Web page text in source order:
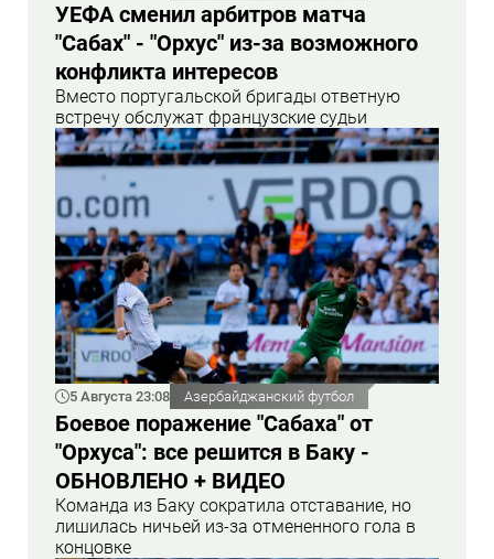
УЕФА сменил арбитров матча
"Сабах" - "Орхус" из-за возможного
конфликта интересов
Вместо португальской бригады ответную
встречу обслужат французские судьи
5 Августа 23:08 Азербайджанский футбол
Боевое поражение "Сабаха" от
"Орхуса": все решится в Баку -
ОБНОВЛЕНО + ВИДЕО
Команда из Баку сократила отставание, но
лишилась ничьей из-за отмененного гола в
концовке